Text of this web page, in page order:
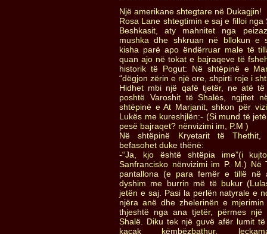
Një amerikane shtegtare në Dukagjin!
Rosa Lane shtegtimin e saj e filloi
Beshkasit, aty mahnitet nga
mushka dhe shkruan në bllokun e
kisha parë apo ëndërruar male të
quan ajo në tokat e bajraqeve të
historik të Pogut: Në shtëpinë e
“dëgjon zërin e një ore, shpirti roje i
Hidhet mbi një qafë tjetër, ne atë
poshtë Varoshit të Shalës, ngjitet
shtëpinë e At Marjanit, shkon për
Lukës me kureshjlën:- (Si mund të
pesë bajraqet? nënvizimi im, P.M )
Në shtëpinë Kryetarit të Thethit,
befasohet duke thënë:
-“Ja, kjo është shtëpia ime”(i
Sanfrancisko nënvizimi im P. M.) Në
pantallona (e para femër e tillë në
dyshim me burrin më të bukur
jetën e saj. Pasi la perlën natyrale e
njëra anë dhe zhelerinën e
thjeshtë nga ana tjetër, përmes
Shalë. Diku tek një guvë afër lumit
kaçak këmbëzbathur,